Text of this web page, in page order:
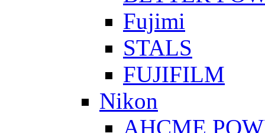
Fujimi
STALS
FUJIFILM
Nikon
AHCME